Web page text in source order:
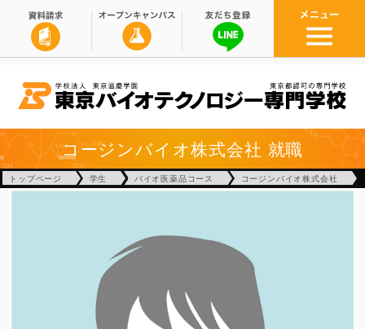
コージンバイオ株式会社 就職
トップページ 学生 バイオ医薬品コース コージンバイオ株式会社